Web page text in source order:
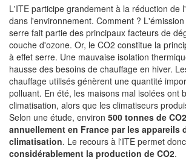
L'ITE participe grandement à la réduction de
dans l'environnement. Comment ?
serre fait partie des principaux facteurs de
couche d'ozone. Or, le CO2 constitue la
à effet serre. Une mauvaise isolation
hausse des besoins de chauffage en hiver.
chauffage utilisés génèrent une quantité
polluant. En été, les maisons mal isolées ont
climatisation, alors que les climatiseurs
Selon une étude, environ 500 tonnes de
annuellement en France par les appareils
climatisation. Le recours à l'ITE permet
considérablement la production de CO2.